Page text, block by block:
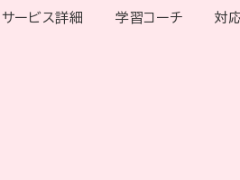
サービス詳細 学習コーチ 対